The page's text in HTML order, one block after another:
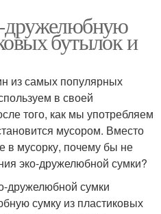
дружелюбную
бутылок и
из самых популярных
в своей
того, как мы употребляем
мусором. Вместо
в мусорку, почему бы не
эко-дружелюбной сумки?
дружелюбной сумки
сумку из пластиковых